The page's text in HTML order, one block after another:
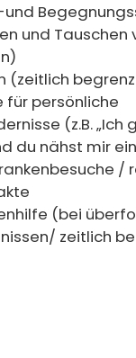
und Tauschen
(zeitlich
für persönliche
(z.B. „Ich
du nähst mir
(bei
zeitlich